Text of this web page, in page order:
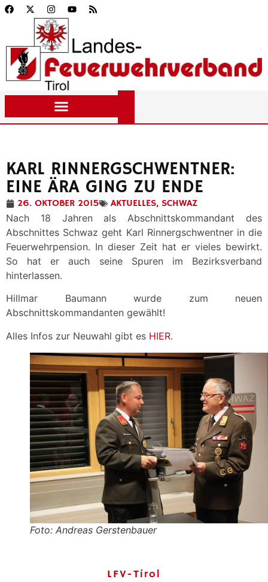
KARL RINNERGSCHWENTNER:
EINE ÄRA GING ZU ENDE
26. OKTOBER 2015 AKTUELLES, SCHWAZ
Nach 18 Jahren als Abschnittskommandant des
Abschnittes Schwaz geht Karl Rinnergschwentner in die
Feuerwehrpension. In dieser Zeit hat er vieles bewirkt.
So hat er auch seine Spuren im Bezirksverband
hinterlassen.
Hillmar Baumann wurde zum neuen
Abschnittskommandanten gewählt!
Alles Infos zur Neuwahl gibt es HIER.
Foto: Andreas Gerstenbauer
LFV-Tirol